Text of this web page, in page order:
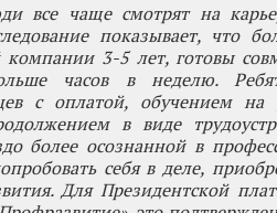
все чаще смотрят на
показывает, что
компании 3-5 лет, готовы
часов в неделю.
с оплатой, обучением на
в виде
более осознанной в
себя в деле,
Для Президентской